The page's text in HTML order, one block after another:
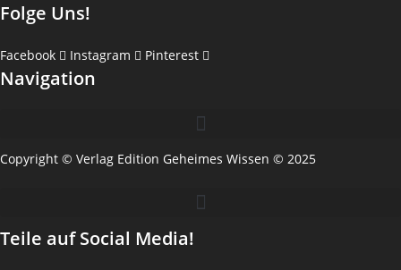
Folge Uns!
Facebook Instagram Pinterest
Navigation
Copyright © Verlag Edition Geheimes Wissen © 2025
Teile auf Social Media!